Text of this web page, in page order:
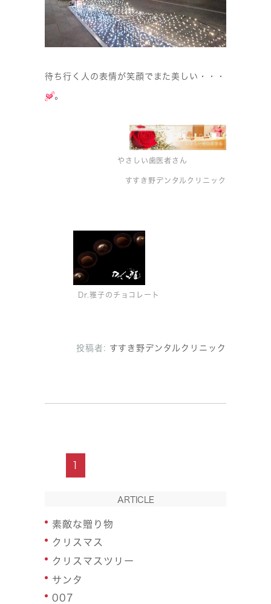
待ち行く人の表情が笑顔でまた美しい・・・
。
やさしい歯医者さん
すすき野デンタルクリニック
Dr.雅子のチョコレート
投稿者: すすき野デンタルクリニック
1
ARTICLE
素敵な贈り物
クリスマス
クリスマスツリー
サンタ
007